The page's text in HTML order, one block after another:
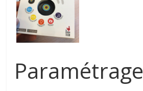
Paramétrage